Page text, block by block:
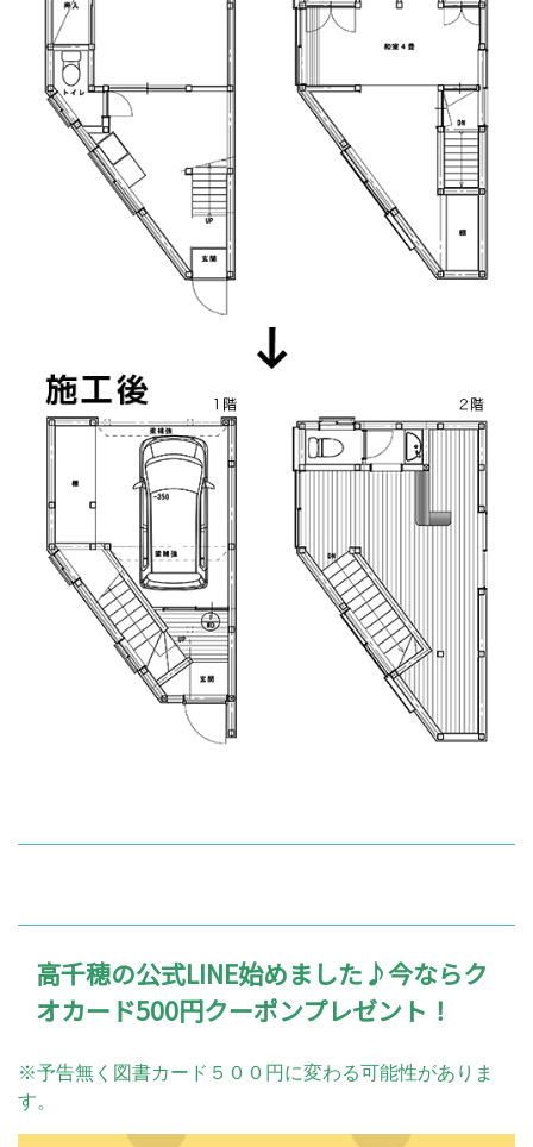
高千穂の公式LINE始めました♪今ならク
オカード500円クーポンプレゼント！
※予告無く図書カード５００円に変わる可能性がありま
す。